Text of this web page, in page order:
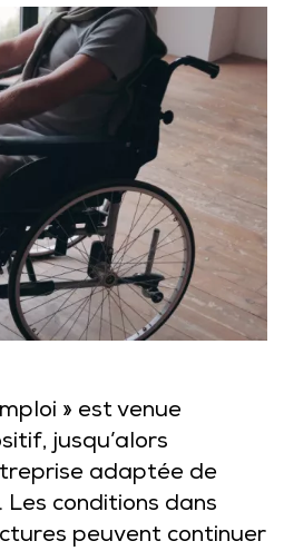
» est venue
jusqu’alors
adaptée de
conditions dans
peuvent continuer